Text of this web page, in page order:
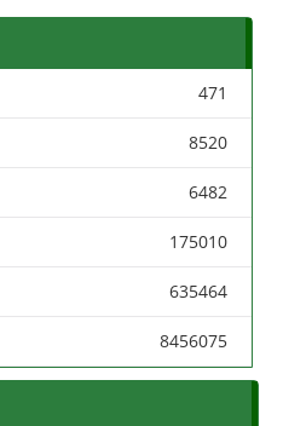
471
8520
6482
175010
635464
8456075